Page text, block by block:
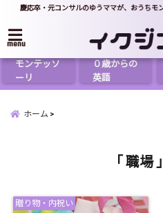
慶応卒・元コンサルのゆうママが、おうちモ
menu
モンテッソ
ーリ
０歳からの
英語
ホーム
「 職場
贈り物・内祝い